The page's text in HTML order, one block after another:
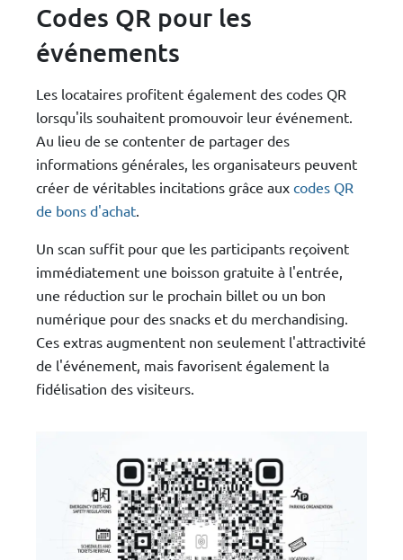
Codes QR pour les
événements
Les locataires profitent également des codes QR
lorsqu'ils souhaitent promouvoir leur événement.
Au lieu de se contenter de partager des
informations générales, les organisateurs peuvent
créer de véritables incitations grâce aux codes QR
de bons d'achat
Un scan suffit pour que les participants reçoivent
immédiatement une boisson gratuite à l'entrée,
une réduction sur le prochain billet ou un bon
numérique pour des snacks et du merchandising.
Ces extras augmentent non seulement l'attractivité
de l'événement, mais favorisent également la
fidélisation des visiteurs.